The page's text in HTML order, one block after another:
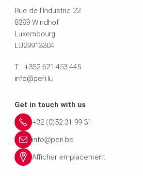
Rue de l'Industrie 22
8399 Windhof
Luxembourg
LU29913304
T : +352 621 453 445
info@peri.lu
Get in touch with us
+32 (0)52 31 99 31
info@peri.be
Afficher emplacement